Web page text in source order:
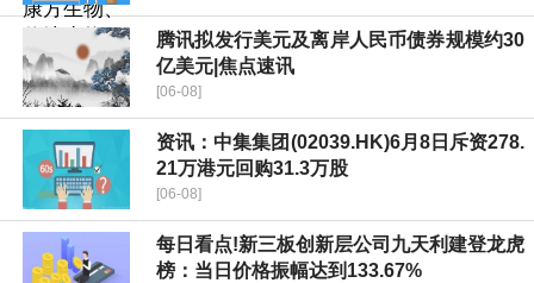
腾讯拟发行美元及离岸人民币债券规模约30
亿美元|焦点速讯
[06-08]
资讯：中集集团(02039.HK)6月8日斥资278.
21万港元回购31.3万股
[06-08]
每日看点!新三板创新层公司九天利建登龙虎
榜：当日价格振幅达到133.67%